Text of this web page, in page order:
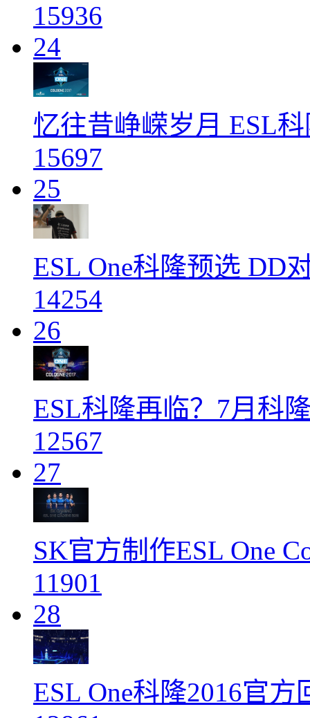
15936
24
忆往昔峥嵘岁月 ESL
15697
25
ESL One科隆预选 DD
14254
26
ESL科隆再临？7月科
12567
27
SK官方制作ESL One
11901
28
ESL One科隆2016官方